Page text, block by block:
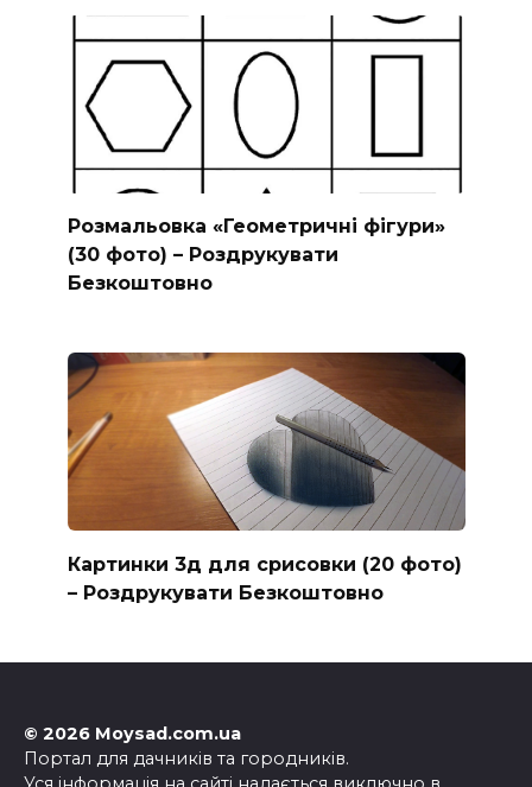
Розмальовка «Геометричні фігури»
(30 фото) – Роздрукувати
Безкоштовно
Картинки 3д для срисовки (20 фото)
– Роздрукувати Безкоштовно
© 2026 Moysad.com.ua
Портал для дачників та городників.